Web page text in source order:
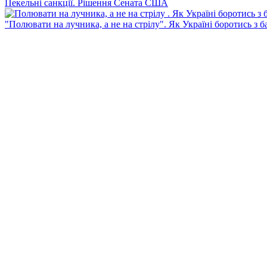
Пекельні санкції. Рішення Сената США
"Полювати на лучника, а не на стрілу". Як Україні боротись з